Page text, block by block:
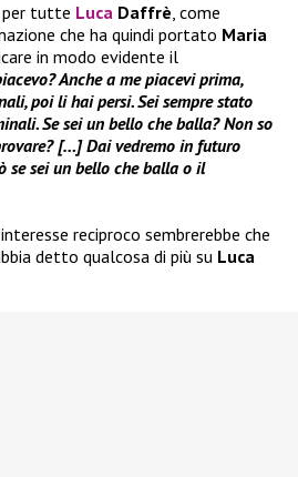
per tutte Luca Daffrè, come
che ha quindi portato Maria
in modo evidente il
Anche a me piacevi prima,
poi li hai persi. Sei sempre stato
Se sei un bello che balla? Non so
[…] Dai vedremo in futuro
se sei un bello che balla o il
reciproco sembrerebbe che
detto qualcosa di più su Luca